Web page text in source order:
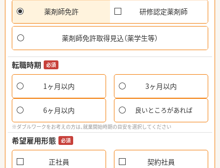
薬剤師免許 研修認定薬剤師
薬剤師免許取得見込（薬学生等）
転職時期 必須
1ヶ月以内 3ヶ月以内
6ヶ月以内 良いところがあれば
※ダブルワークをお考えの方は、就業開始時期の目安を選択してください
希望雇用形態 必須
正社員 契約社員